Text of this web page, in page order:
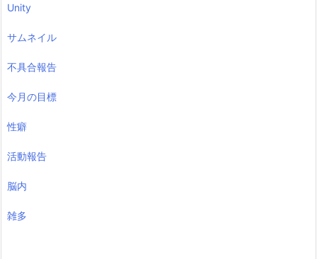
Unity
サムネイル
不具合報告
今月の目標
性癖
活動報告
脳内
雑多